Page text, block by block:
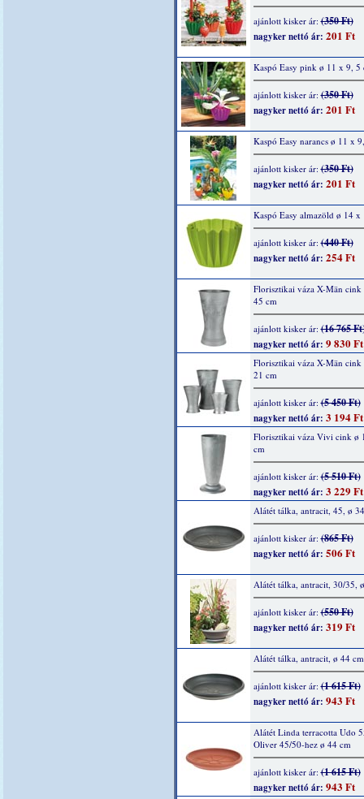
ajánlott kisker ár:(350 Ft)
nagyker nettó ár: 201 Ft
Kaspó Easy pink ø 11 x 9, 5
ajánlott kisker ár:(350 Ft)
nagyker nettó ár: 201 Ft
Kaspó Easy narancs ø 11 x
ajánlott kisker ár:(350 Ft)
nagyker nettó ár: 201 Ft
Kaspó Easy almazöld ø 14 x
ajánlott kisker ár:(440 Ft)
nagyker nettó ár: 254 Ft
Florisztikai váza X-Män
45 cm
ajánlott kisker ár:(16 765
nagyker nettó ár: 9 830 Ft
Florisztikai váza X-Män
21 cm
ajánlott kisker ár:(5 450 Ft)
nagyker nettó ár: 3 194 Ft
Florisztikai váza Vivi cink ø
cm
ajánlott kisker ár:(5 510 Ft)
nagyker nettó ár: 3 229 Ft
Alátét tálka, antracit, 45, ø
ajánlott kisker ár:(865 Ft)
nagyker nettó ár: 506 Ft
Alátét tálka, antracit, 30/35,
ajánlott kisker ár:(550 Ft)
nagyker nettó ár: 319 Ft
Alátét tálka, antracit, ø 44 cm
ajánlott kisker ár:(1 615 Ft)
nagyker nettó ár: 943 Ft
Alátét Linda terracotta Udo
Oliver 45/50-hez ø 44 cm
ajánlott kisker ár:(1 615 Ft)
nagyker nettó ár: 943 Ft